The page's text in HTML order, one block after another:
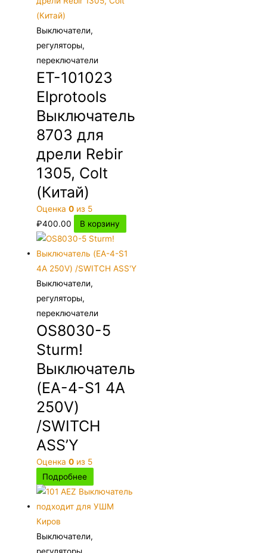
Выключатели,
регуляторы,
переключатели
ET-101023
Elprotools
Выключатель
8703 для
дрели Rebir
1305, Colt
(Китай)
Оценка0 из 5
₽400.00 В корзину
Выключатели,
регуляторы,
переключатели
OS8030-5
Sturm!
Выключатель
(EA-4-S1 4A
250V)
/SWITCH
ASS’Y
Оценка0 из 5
Подробнее
Выключатели,
регуляторы,